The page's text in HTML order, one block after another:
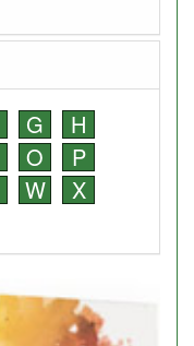
G
H
O
P
W
X